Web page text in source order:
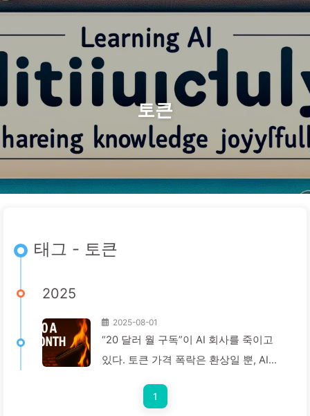
검색 홈 아카이브 태그 카테고리
링크 소개 🇰🇷 한국어
토큰
태그 - 토큰
2025
2025-08-01
“20 달러 월 구독”이 AI 회사를 죽이고
있다. 토큰 가격 폭락은 환상일 뿐, AI의
배우는 AI164
1